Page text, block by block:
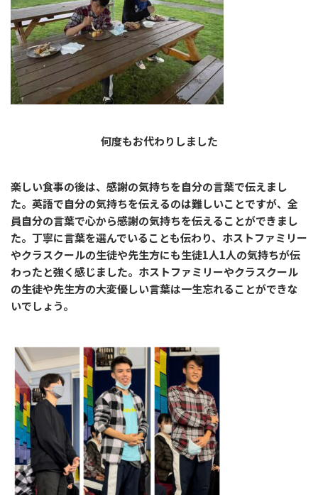
何度もお代わりしました
楽しい食事の後は、感謝の気持ちを自分の言葉で伝えまし
た。英語で自分の気持ちを伝えるのは難しいことですが、全
員自分の言葉で心から感謝の気持ちを伝えることができまし
た。丁寧に言葉を選んでいることも伝わり、ホストファミリー
やクラスクールの生徒や先生方にも生徒1人1人の気持ちが伝
わったと強く感じました。ホストファミリーやクラスクール
の生徒や先生方の大変優しい言葉は一生忘れることができな
いでしょう。